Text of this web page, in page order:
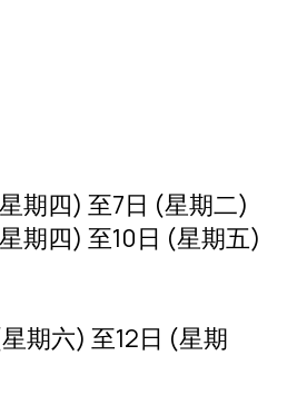
期四) 至7日 (星期二)
期四) 至10日 (星期五)
期六) 至12日 (星期